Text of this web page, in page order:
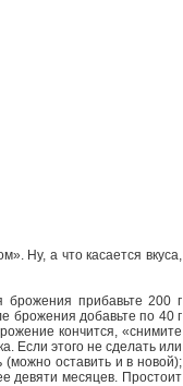
Ну, а что касается вкуса,
брожения прибавьте 200 г
брожения добавьте по 40 г
кончится, «снимите
Если этого не сделать или
оставить и в новой);
девяти месяцев. Простоит